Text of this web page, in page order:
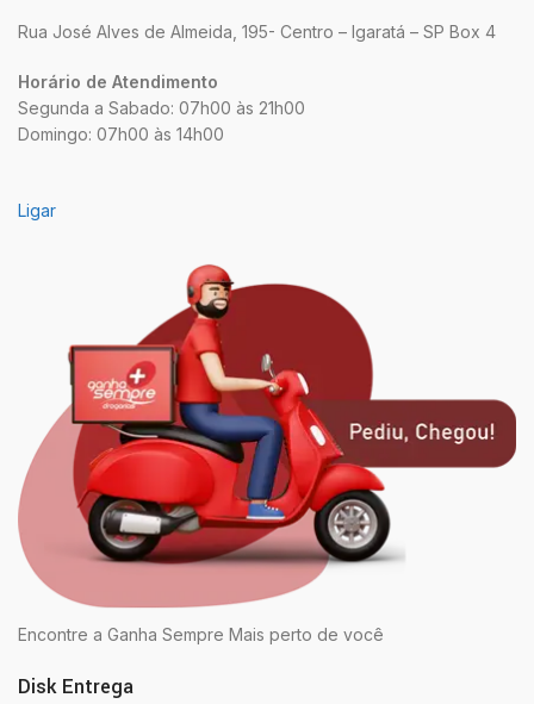
Rua José Alves de Almeida, 195- Centro – Igaratá – SP Box 4
Horário de Atendimento
Segunda a Sabado: 07h00 às 21h00
Domingo: 07h00 às 14h00
Ligar
Encontre a Ganha Sempre Mais perto de você
Disk Entrega